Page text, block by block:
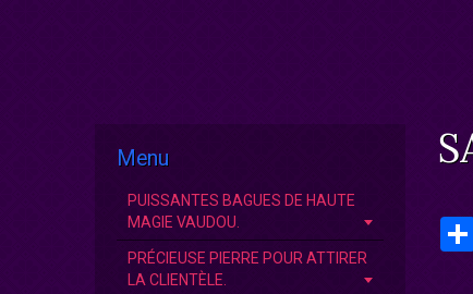
Menu
PUISSANTES BAGUES DE HAUTE
MAGIE VAUDOU.
PRÉCIEUSE PIERRE POUR ATTIRER
LA CLIENTÈLE.